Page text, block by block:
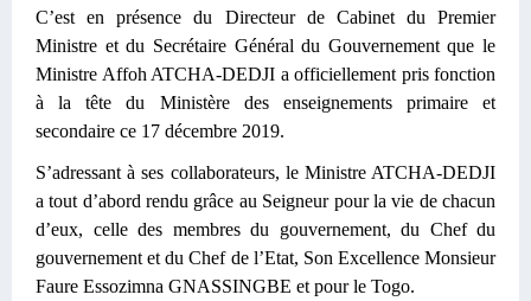
C’est en présence du Directeur de Cabinet du Premier
Ministre et du Secrétaire Général du Gouvernement que le
Ministre Affoh ATCHA-DEDJI a officiellement pris fonction
à la tête du Ministère des enseignements primaire et
secondaire ce 17 décembre 2019.
S’adressant à ses collaborateurs, le Ministre ATCHA-DEDJI
a tout d’abord rendu grâce au Seigneur pour la vie de chacun
d’eux, celle des membres du gouvernement, du Chef du
gouvernement et du Chef de l’Etat, Son Excellence Monsieur
Faure Essozimna GNASSINGBE et pour le Togo.